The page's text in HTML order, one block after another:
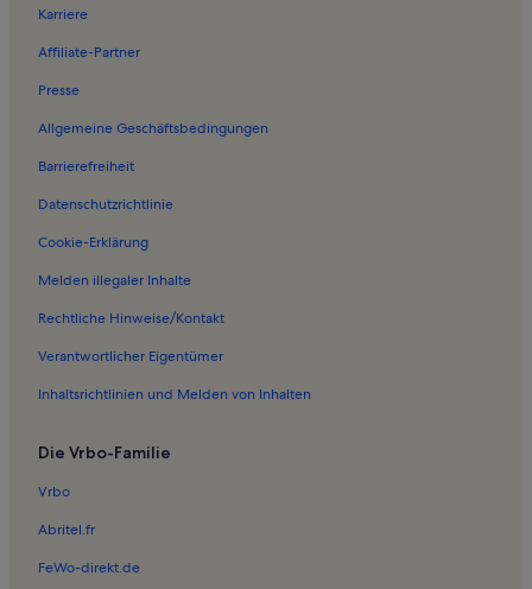
Ferienwohnungen in Hellefeld
Ferienwohnungen in Alte Kornbrennerei
Ferienwohnungen in Frenkhausen
Ferienwohnungen in Langscheid
Ferienwohnungen in Niederense
Ferienunterkünfte nahe Oeventrop Station
Ferienwohnungen in Glösingen
Ferienwohnungen in NASS Freizeitbad
Ferienwohnungen in Golf Club Sauerland
Ferienwohnungen und Apartments in Iserlohn
Longstay in Iserlohn
Hausboote in Wildpark Vollinghausen
Ferienunterkünfte am See nahe Wildpark Vollinghausen
Karriere
Affiliate-Partner
Presse
Allgemeine Geschäftsbedingungen
Barrierefreiheit
Datenschutzrichtlinie
Cookie-Erklärung
Melden illegaler Inhalte
Rechtliche Hinweise/Kontakt
Verantwortlicher Eigentümer
Inhaltsrichtlinien und Melden von Inhalten
Die Vrbo-Familie
Vrbo
Abritel.fr
FeWo-direkt.de